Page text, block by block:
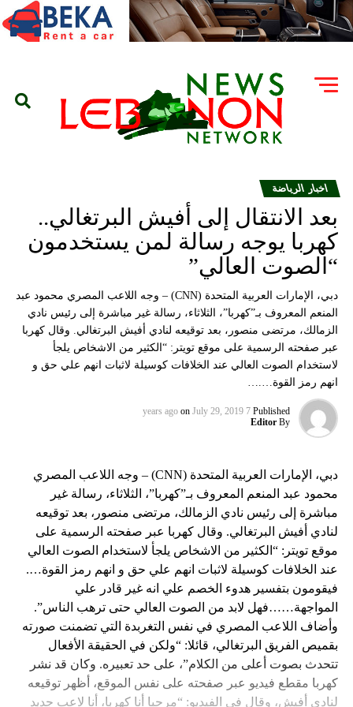
اخبار الرياضة
بعد الانتقال إلى أفيش البرتغالي..
كهربا يوجه رسالة لمن يستخدمون
“الصوت العالي”
دبي، الإمارات العربية المتحدة (CNN) – وجه اللاعب المصري محمود عبد
المنعم المعروف بـ”كهربا”، الثلاثاء، رسالة غير مباشرة إلى رئيس نادي
الزمالك، مرتضى منصور، بعد توقيعه لنادي أفيش البرتغالي. وقال كهربا
عبر صفحته الرسمية على موقع تويتر: “الكثير من الاشخاص يلجأ
لاستخدام الصوت العالي عند الخلافات كوسيلة لاثبات انهم علي حق و
انهم رمز القوة….…
Published
7 years ago
on July 29, 2019
By
Editor
دبي، الإمارات العربية المتحدة (CNN) – وجه اللاعب المصري
محمود عبد المنعم المعروف بـ”كهربا”، الثلاثاء، رسالة غير
مباشرة إلى رئيس نادي الزمالك، مرتضى منصور، بعد توقيعه
لنادي أفيش البرتغالي. وقال كهربا عبر صفحته الرسمية على
موقع تويتر: “الكثير من الاشخاص يلجأ لاستخدام الصوت العالي
عند الخلافات كوسيلة لاثبات انهم علي حق و انهم رمز القوة….
فيقومون بتفسير هدوء الخصم علي انه غير قادر علي
المواجهة……فهل لابد من الصوت العالي حتى ترهب الناس”.
وأضاف اللاعب المصري في نفس التغربدة التي تضمنت صورته
بقميص الفريق البرتغالي، قائلا: “ولكن في الحقيقة الأفعال
تتحدث بصوت أعلى من الكلام”، على حد تعبيره. وكان قد نشر
كهربا مقطع فيديو عبر صفحته على نفس الموقع، أظهر توقيعه
لنادي أفيش، وقال في الفيديو: “مرحبا أنا كهربا، أنا لاعب جديد